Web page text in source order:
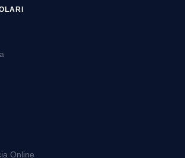
Online